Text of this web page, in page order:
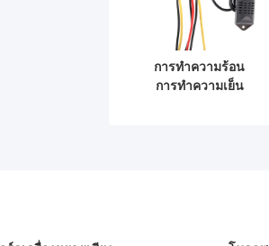
การทําความร้อน
การทําความเย็น